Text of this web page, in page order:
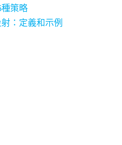
策略
：定義和示例